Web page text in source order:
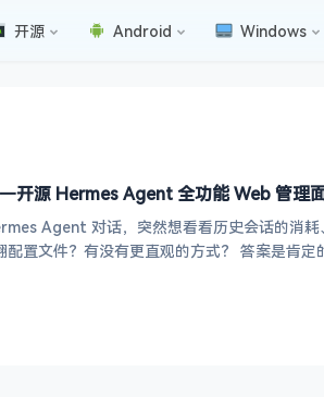
开源 Android Windows
源 Hermes Agent 全功能 Web 管理
Agent 对话，突然想看看历史会话的消
打开终端、敲命令、